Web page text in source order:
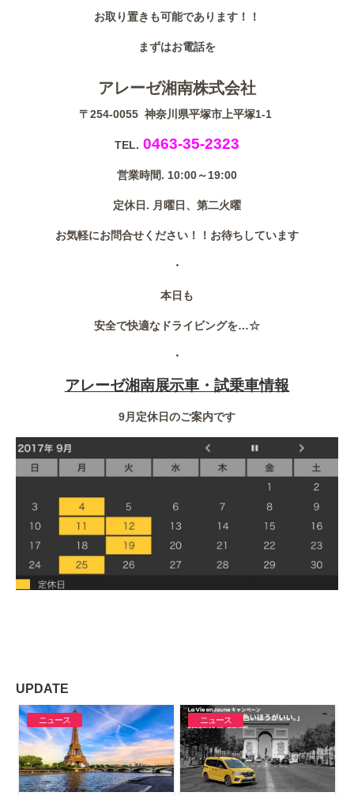
お取り置きも可能であります！！
まずはお電話を
アレーゼ湘南株式会社
〒254-0055 神奈川県平塚市上平塚1-1
TEL. 0463-35-2323
営業時間. 10:00～19:00
定休日. 月曜日、第二火曜
お気軽にお問合せください！！お待ちしています
・
本日も
安全で快適なドライビングを…☆
・
アレーゼ湘南展示車・試乗車情報
9月定休日のご案内です
UPDATE
ニュース ニュース